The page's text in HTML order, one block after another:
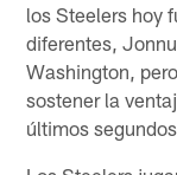
los Steelers hoy
diferentes,
Washington,
sostener la
últimos